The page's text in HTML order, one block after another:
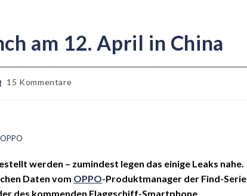
am 12. April in China
15 Kommentare
werden – zumindest legen das einige Leaks nahe.
Daten vom OPPO-Produktmanager der Find-Serie
des kommenden Flaggschiff-Smartphone